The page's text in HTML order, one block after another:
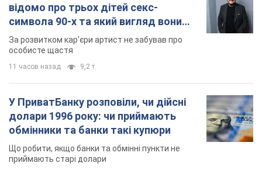
відомо про трьох дітей секс-
символа 90-х та який вигляд вони
мають
За розвитком кар'єри артист не забував про
особисте щастя
11 часов назад 9,2 т.
У ПриватБанку розповіли, чи дійсні
долари 1996 року: чи приймають
обмінники та банки такі купюри
Що робити, якщо банки та обмінні пункти не
приймають старі долари